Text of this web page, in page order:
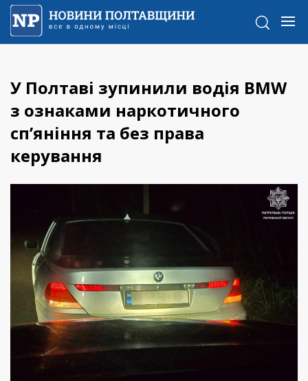
У Полтаві зупинили водія BMW
з ознаками наркотичного
сп’яніння та без права
керування